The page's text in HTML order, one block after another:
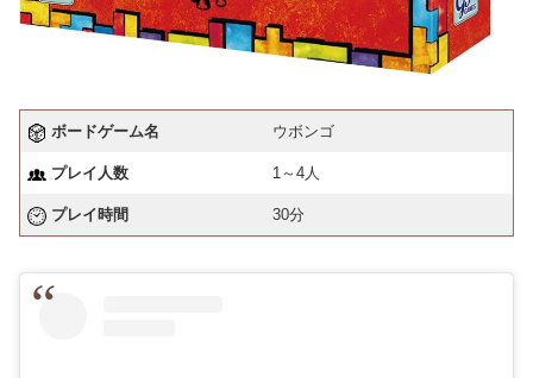
ボードゲーム名 ウボンゴ
プレイ人数 1～4人
プレイ時間 30分